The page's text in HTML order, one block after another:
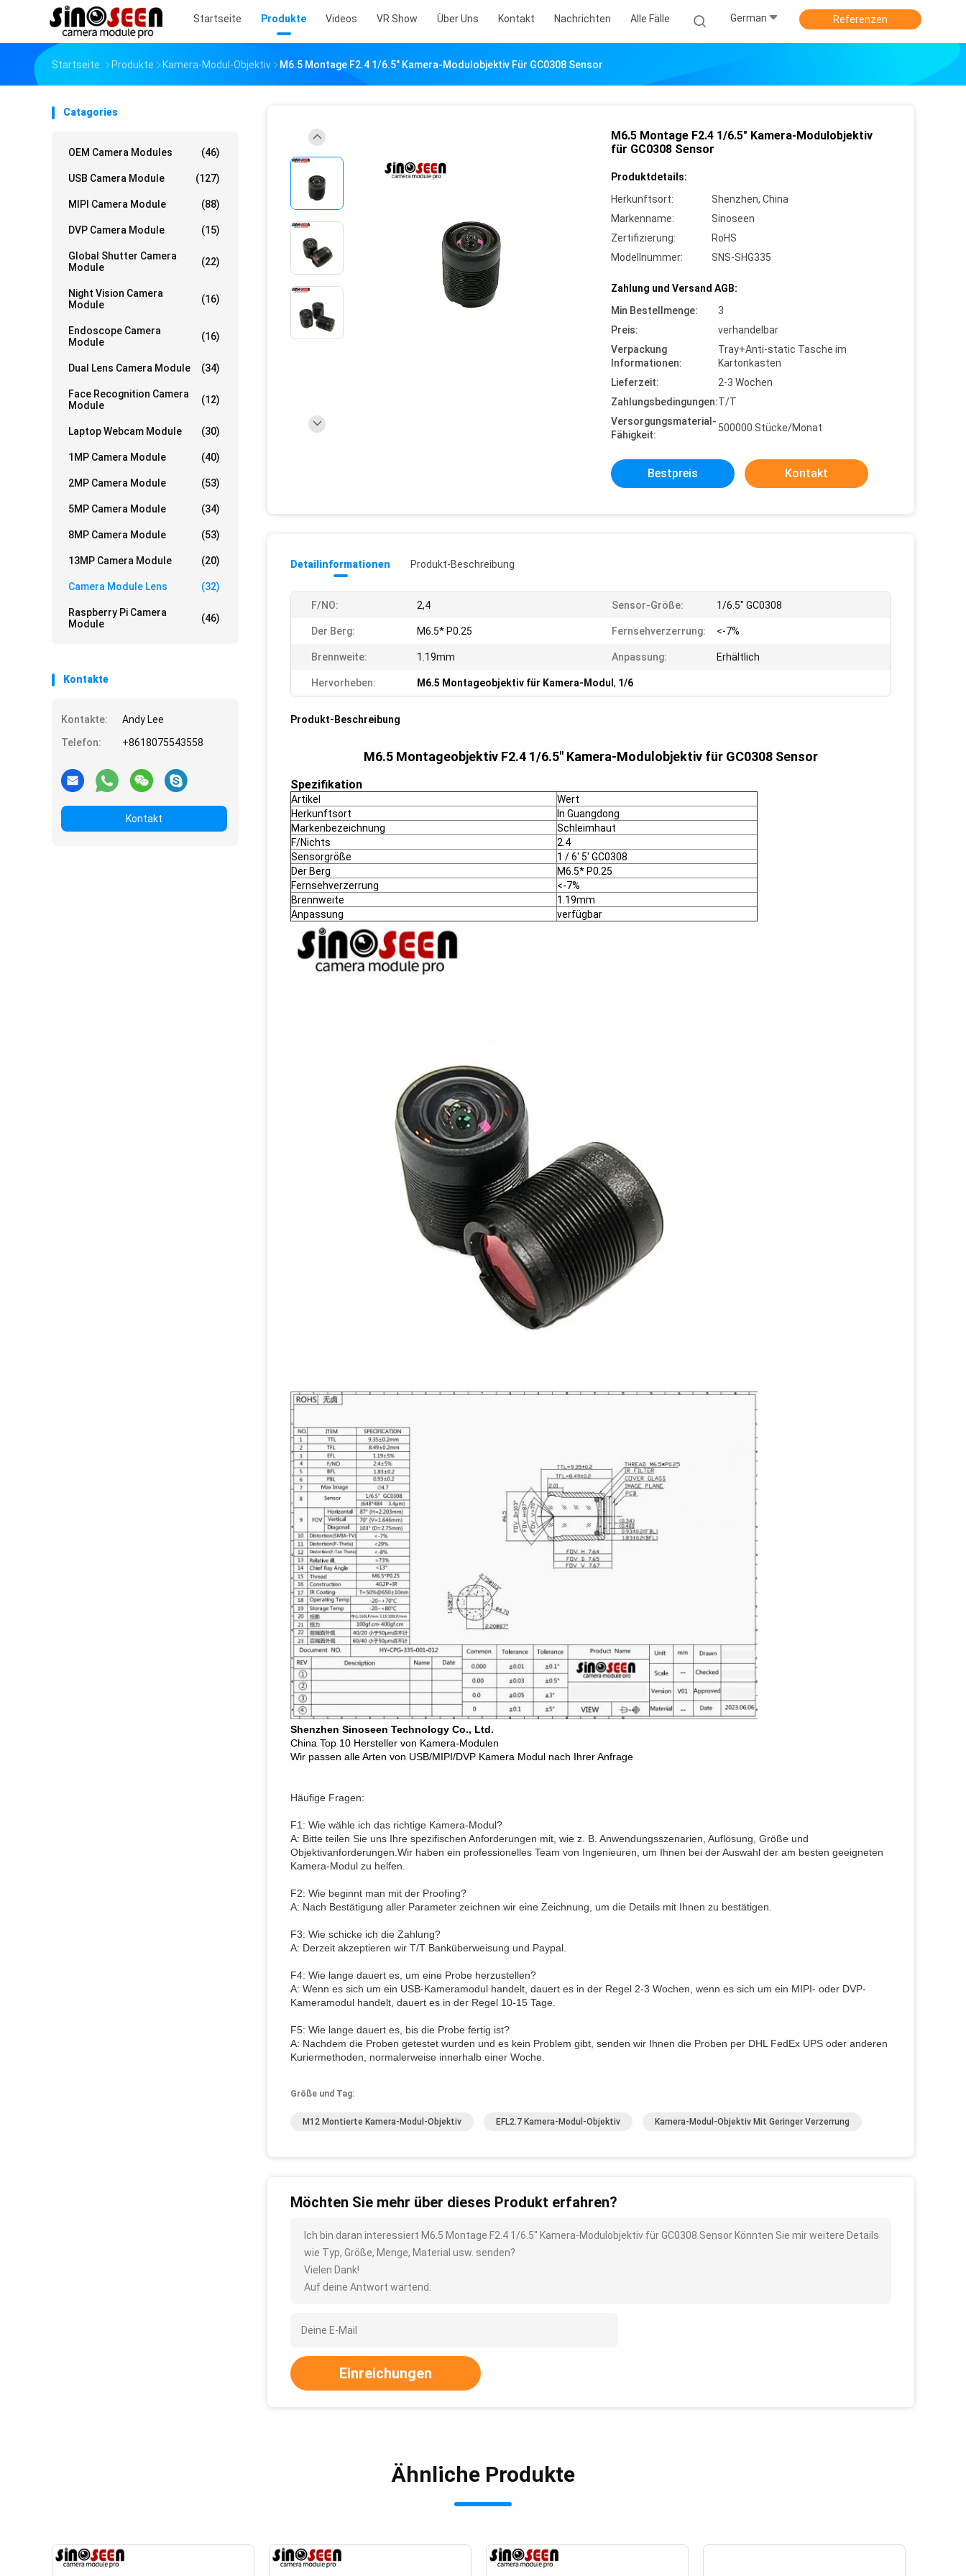
Startseite Produkte Videos VR Show Über Uns Kontakt Nachrichten Alle Fälle German Referenzen
Startseite Produkte Kamera-Modul-Objektiv M6.5 Montage F2.4 1/6.5" Kamera-Modulobjektiv Für GC0308 Sensor
Catagories
OEM Camera Modules (46)
USB Camera Module (127)
MIPI Camera Module (88)
DVP Camera Module (15)
Global Shutter Camera
Module
(22)
Night Vision Camera
Module
(16)
Endoscope Camera
Module
(16)
Dual Lens Camera Module (34)
Face Recognition Camera
Module
(12)
Laptop Webcam Module (30)
1MP Camera Module (40)
2MP Camera Module (53)
5MP Camera Module (34)
8MP Camera Module (53)
13MP Camera Module (20)
Camera Module Lens (32)
Raspberry Pi Camera
Module
(46)
Kontakte
Kontakte:
Andy Lee
Telefon:
+8618075543558
Kontakt
M6.5 Montage F2.4 1/6.5" Kamera-Modulobjektiv
für GC0308 Sensor
Produktdetails:
Herkunftsort:
Shenzhen, China
Markenname:
Sinoseen
Zertifizierung:
RoHS
Modellnummer:
SNS-SHG335
Zahlung und Versand AGB:
Min Bestellmenge:
3
Preis:
verhandelbar
Verpackung
Informationen:
Tray+Anti-static Tasche im
Kartonkasten
Lieferzeit:
2-3 Wochen
Zahlungsbedingungen:T/T
Versorgungsmaterial-
Fähigkeit:
500000 Stücke/Monat
Bestpreis Kontakt
Detailinformationen Produkt-Beschreibung
F/NO: 2,4 Sensor-Größe: 1/6.5" GC0308
Der Berg: M6.5* P0.25 Fernsehverzerrung: <-7%
Brennweite: 1.19mm Anpassung: Erhältlich
Hervorheben: M6.5 Montageobjektiv für Kamera-Modul , 1/6
Produkt-Beschreibung
M6.5 Montageobjektiv F2.4 1/6.5" Kamera-Modulobjektiv für GC0308 Sensor
Spezifikation
Artikel
Wert
Herkunftsort
In Guangdong
Markenbezeichnung
Schleimhaut
F/Nichts
2.4
Sensorgröße
1 / 6' 5' GC0308
Der Berg
M6.5* P0.25
Fernsehverzerrung
<-7%
Brennweite
1.19mm
Anpassung
verfügbar
Shenzhen Sinoseen Technology Co., Ltd.
China Top 10 Hersteller von Kamera-Modulen
Wir passen alle Arten von USB/MIPI/DVP Kamera Modul nach Ihrer Anfrage
Häufige Fragen:
F1: Wie wähle ich das richtige Kamera-Modul?
A: Bitte teilen Sie uns Ihre spezifischen Anforderungen mit, wie z. B. Anwendungsszenarien, Auflösung, Größe und
Objektivanforderungen.Wir haben ein professionelles Team von Ingenieuren, um Ihnen bei der Auswahl der am besten geeigneten
Kamera-Modul zu helfen.
F2: Wie beginnt man mit der Proofing?
A: Nach Bestätigung aller Parameter zeichnen wir eine Zeichnung, um die Details mit Ihnen zu bestätigen.
F3: Wie schicke ich die Zahlung?
A: Derzeit akzeptieren wir T/T Banküberweisung und Paypal.
F4: Wie lange dauert es, um eine Probe herzustellen?
A: Wenn es sich um ein USB-Kameramodul handelt, dauert es in der Regel 2-3 Wochen, wenn es sich um ein MIPI- oder DVP-
Kameramodul handelt, dauert es in der Regel 10-15 Tage.
F5: Wie lange dauert es, bis die Probe fertig ist?
A: Nachdem die Proben getestet wurden und es kein Problem gibt, senden wir Ihnen die Proben per DHL FedEx UPS oder anderen
Kuriermethoden, normalerweise innerhalb einer Woche.
Größe und Tag:
M12 Montierte Kamera-Modul-Objektiv EFL2.7 Kamera-Modul-Objektiv Kamera-Modul-Objektiv Mit Geringer Verzerrung
Möchten Sie mehr über dieses Produkt erfahren?
Ich bin daran interessiert M6.5 Montage F2.4 1/6.5" Kamera-Modulobjektiv für GC0308 Sensor Könnten Sie mir weitere Details
wie Typ, Größe, Menge, Material usw. senden?
Vielen Dank!
Auf deine Antwort wartend.
Einreichungen
Ähnliche Produkte